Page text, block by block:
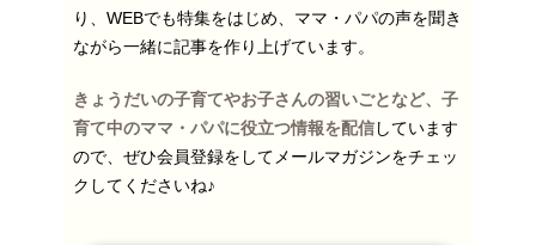
り、WEBでも特集をはじめ、ママ・パパの声を聞き
ながら一緒に記事を作り上げています。
きょうだいの子育てやお子さんの習いごとなど、子
育て中のママ・パパに役立つ情報を配信しています
ので、ぜひ会員登録をしてメールマガジンをチェッ
クしてくださいね♪